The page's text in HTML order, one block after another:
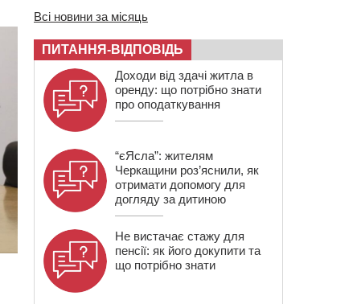
Всі новини за місяць
ПИТАННЯ-ВІДПОВІДЬ
Доходи від здачі житла в
оренду: що потрібно знати
про оподаткування
“єЯсла”: жителям
Черкащини роз’яснили, як
отримати допомогу для
догляду за дитиною
Не вистачає стажу для
пенсії: як його докупити та
що потрібно знати